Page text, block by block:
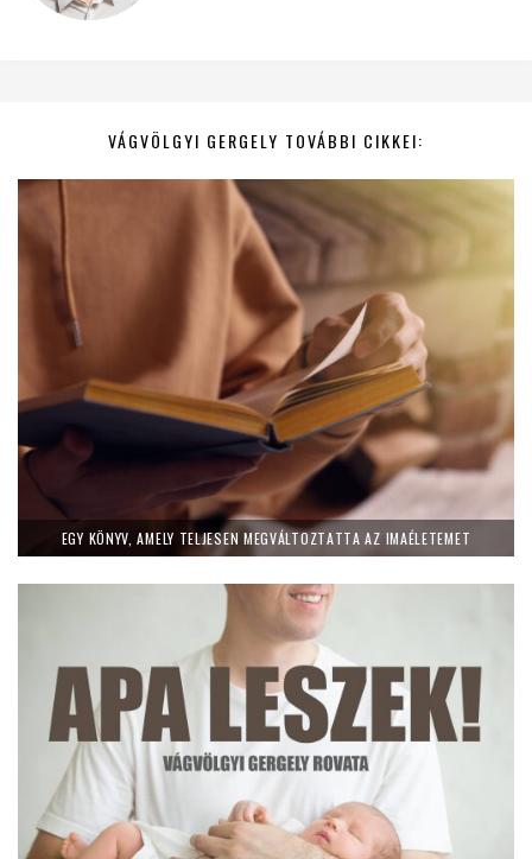
VÁGVÖLGYI GERGELY TOVÁBBI CIKKEI:
EGY KÖNYV, AMELY TELJESEN MEGVÁLTOZTATTA AZ IMAÉLETEMET